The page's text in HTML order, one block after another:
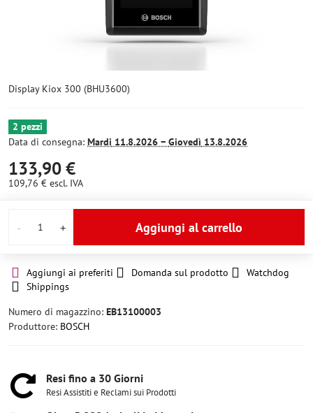
Display Kiox 300 (BHU3600)
2 pezzi
Data di consegna: Mardi 11.8.2026 − Giovedì 13.8.2026
133,90 €
109,76 € escl. IVA
Aggiungi al carrello
Aggiungi ai preferiti Domanda sul prodotto
Watchdog
Shippings
Numero di magazzino: EB13100003
Produttore: BOSCH
Resi fino a 30 Giorni
Resi Assistiti e Reclami sui Prodotti